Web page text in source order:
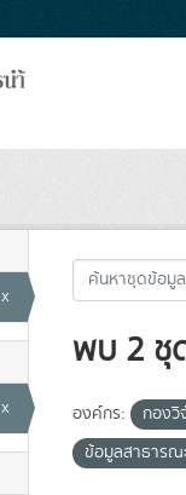
x
x
พบ 2 ชุ
องค์กร: กอง
ข้อมูลสาธารณ